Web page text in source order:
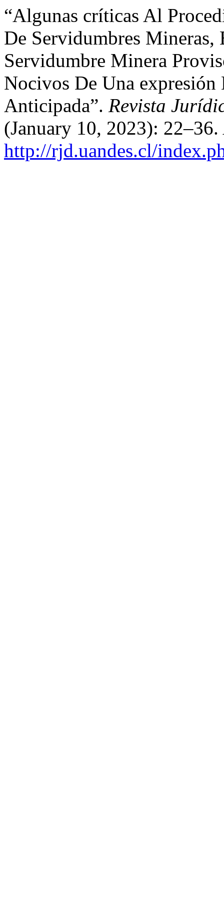
“Algunas críticas Al
De Servidumbres Mineras,
Servidumbre Minera
Nocivos De Una
Anticipada”. Revista
(January 10, 2023):
http://rjd.uandes.cl/